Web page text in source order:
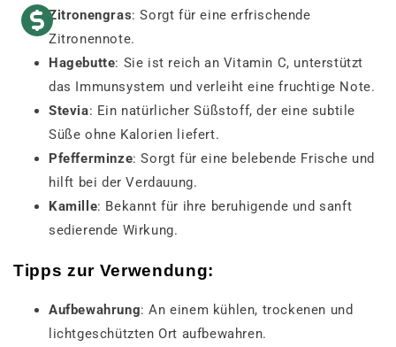
Zitronengras: Sorgt für eine erfrischende
Zitronennote.
Hagebutte: Sie ist reich an Vitamin C, unterstützt
das Immunsystem und verleiht eine fruchtige Note.
Stevia: Ein natürlicher Süßstoff, der eine subtile
Süße ohne Kalorien liefert.
Pfefferminze: Sorgt für eine belebende Frische und
hilft bei der Verdauung.
Kamille: Bekannt für ihre beruhigende und sanft
sedierende Wirkung.
Tipps zur Verwendung:
Aufbewahrung: An einem kühlen, trockenen und
lichtgeschützten Ort aufbewahren.